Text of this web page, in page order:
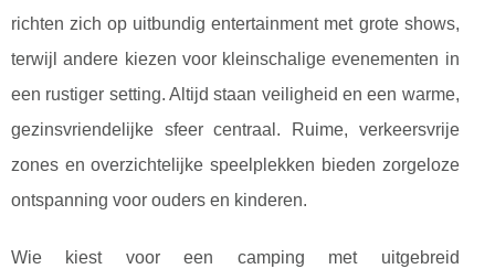
richten zich op uitbundig entertainment met grote shows,
terwijl andere kiezen voor kleinschalige evenementen in
een rustiger setting. Altijd staan veiligheid en een warme,
gezinsvriendelijke sfeer centraal. Ruime, verkeersvrije
zones en overzichtelijke speelplekken bieden zorgeloze
ontspanning voor ouders en kinderen.
Wie kiest voor een camping met uitgebreid